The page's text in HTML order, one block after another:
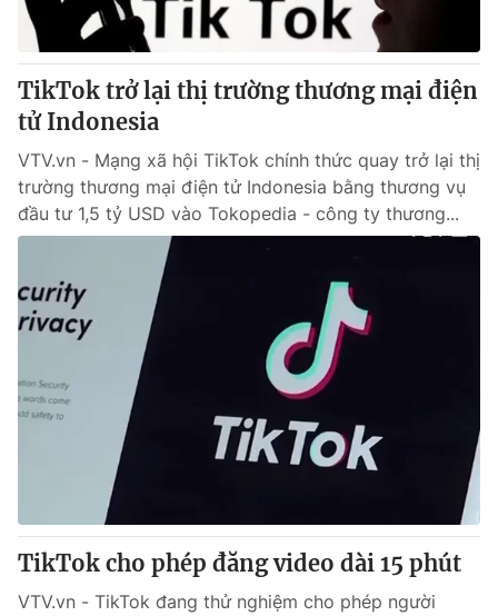
Sản phẩm
Thị trường
Tư vấn
Lịch phát sóng
Emagazine Podcast
Infographic
Video Shorts video
VTV Money VTV Thể thao
VTV Sức khoẻ Bất động sản
Thị trường 24h
VTV4 Vươn mình bằng AI
TikTok trở lại thị trường thương mại điện
tử Indonesia
VTV.vn - Mạng xã hội TikTok chính thức quay trở lại thị
trường thương mại điện tử Indonesia bằng thương vụ
đầu tư 1,5 tỷ USD vào Tokopedia - công ty thương...
TikTok cho phép đăng video dài 15 phút
VTV.vn - TikTok đang thử nghiệm cho phép người